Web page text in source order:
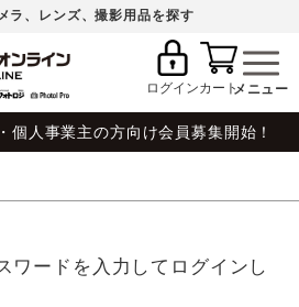
ラ、レンズ、撮影用品を探す
ログインカート
個人事業主の方向け会員募集開始！
ワードを入力してログインし